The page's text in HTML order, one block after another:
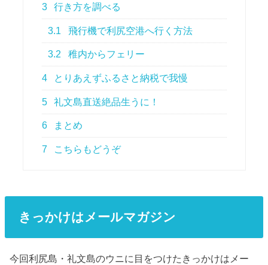
3 行き方を調べる
3.1 飛行機で利尻空港へ行く方法
3.2 稚内からフェリー
4 とりあえずふるさと納税で我慢
5 礼文島直送絶品生うに！
6 まとめ
7 こちらもどうぞ
きっかけはメールマガジン
今回利尻島・礼文島のウニに目をつけたきっかけはメー